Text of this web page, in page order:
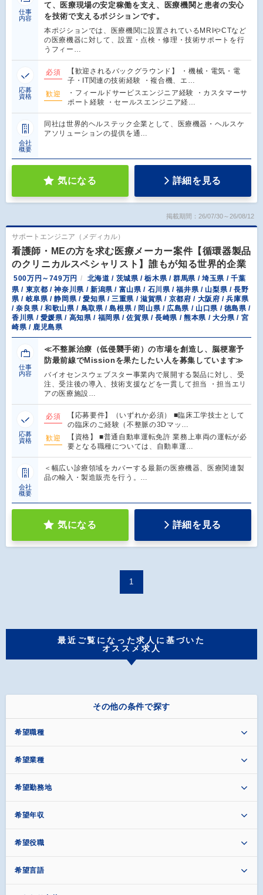
仕事
内容
て、医療現場の安定稼働を支え、医療機関と患者の安心
を技術で支えるポジションです。
本ポジションでは、医療機関に設置されているMRIやCTなど
の医療機器に対して、設置・点検・修理・技術サポートを行
うフィー…
応募
資格
必須
【歓迎されるバックグラウンド】 ・機械・電気・電
子・IT関連の技術経験 ・複合機、エ…
歓迎
・フィールドサービスエンジニア経験 ・カスタマーサ
ポート経験 ・セールスエンジニア経…
会社
概要
同社は世界的ヘルステック企業として、医療機器・ヘルスケ
アソリューションの提供を通…
気になる 詳細を見る
掲載期間：26/07/30～26/08/12
サポートエンジニア（メディカル）
看護師・MEの方を求む医療メーカー案件【循環器製品
のクリニカルスペシャリスト】誰もが知る世界的企業
500万円～749万円
北海道 / 茨城県 / 栃木県 / 群馬県 / 埼玉県 / 千葉
県 / 東京都 / 神奈川県 / 新潟県 / 富山県 / 石川県 / 福井県 / 山梨県 / 長野
県 / 岐阜県 / 静岡県 / 愛知県 / 三重県 / 滋賀県 / 京都府 / 大阪府 / 兵庫県
/ 奈良県 / 和歌山県 / 鳥取県 / 島根県 / 岡山県 / 広島県 / 山口県 / 徳島県 /
香川県 / 愛媛県 / 高知県 / 福岡県 / 佐賀県 / 長崎県 / 熊本県 / 大分県 / 宮
崎県 / 鹿児島県
仕事
内容
≪不整脈治療（低侵襲手術）の市場を創造し、脳梗塞予
防最前線でMissionを果たしたい人を募集しています≫
バイオセンスウェブスター事業内で展開する製品に対し、受
注、受注後の導入、技術支援などを一貫して担当 ・担当エリ
アの医療施設…
応募
資格
必須
【応募要件】（いずれか必須） ■臨床工学技士として
の臨床のご経験（不整脈の3Dマッ…
歓迎
【資格】 ■普通自動車運転免許 業務上車両の運転が必
要となる職種については、自動車運…
会社
概要
＜幅広い診療領域をカバーする最新の医療機器、医療関連製
品の輸入・製造販売を行う。…
気になる 詳細を見る
1
最近ご覧になった求人に基づいた
オススメ求人
その他の条件で探す
希望職種
希望業種
希望勤務地
希望年収
希望役職
希望言語